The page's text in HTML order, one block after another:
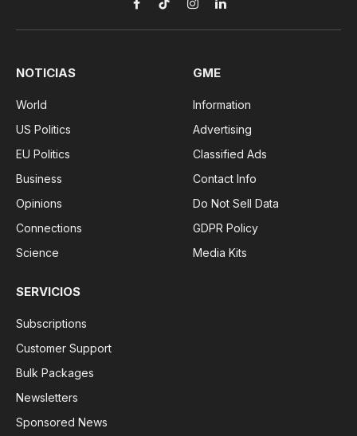
Facebook
TikTokInstagramLinkedIn
NOTICIAS
World
US Politics
EU Politics
Business
Opinions
Connections
Science
GME
Information
Advertising
Classified Ads
Contact Info
Do Not Sell Data
GDPR Policy
Media Kits
SERVICIOS
Subscriptions
Customer Support
Bulk Packages
Newsletters
Sponsored News